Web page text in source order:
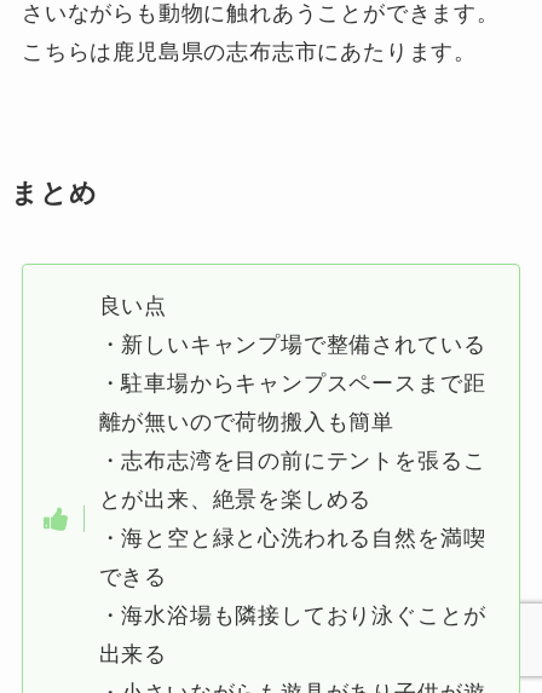
さいながらも動物に触れあうことができます。
こちらは鹿児島県の志布志市にあたります。
まとめ
良い点
・新しいキャンプ場で整備されている
・駐車場からキャンプスペースまで距
離が無いので荷物搬入も簡単
・志布志湾を目の前にテントを張るこ
とが出来、絶景を楽しめる
・海と空と緑と心洗われる自然を満喫
できる
・海水浴場も隣接しており泳ぐことが
出来る